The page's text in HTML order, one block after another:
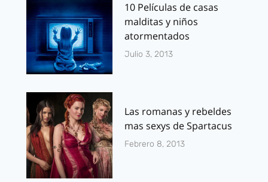
10 Películas de casas
malditas y niños
atormentados
Julio 3, 2013
Las romanas y rebeldes
mas sexys de Spartacus
Febrero 8, 2013